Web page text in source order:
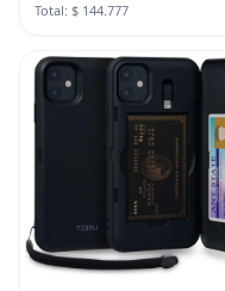
Total: $ 144.777